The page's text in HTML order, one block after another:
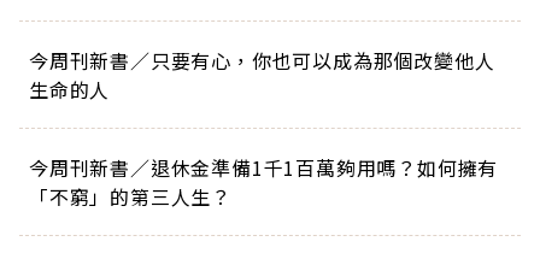
今周刊新書／只要有心，你也可以成為那個改變他人
生命的人
今周刊新書／退休金準備1千1百萬夠用嗎？如何擁有
「不窮」的第三人生？